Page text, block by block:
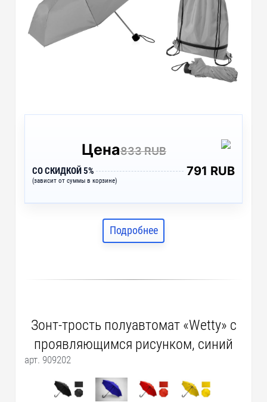
Цена833 RUB
СО СКИДКОЙ 5%
(зависит от суммы в корзине)
791 RUB
Подробнее
Зонт-трость полуавтомат «Wetty» с
проявляющимся рисунком, синий
арт. 909202